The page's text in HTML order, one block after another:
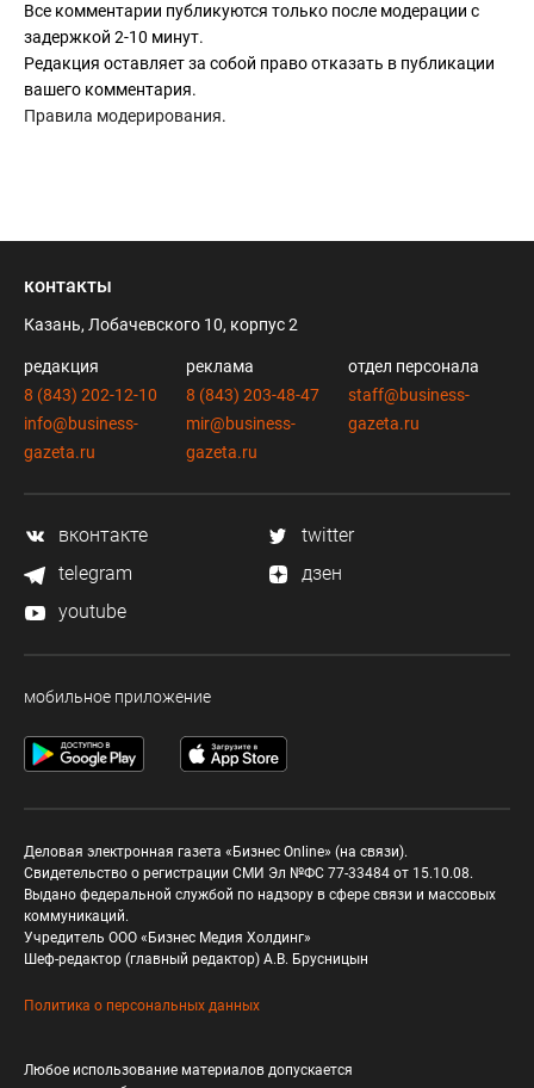
Все комментарии публикуются только после модерации с
задержкой 2-10 минут.
Редакция оставляет за собой право отказать в публикации
вашего комментария.
Правила модерирования.
контакты
Казань, Лобачевского 10, корпус 2
редакция
8 (843) 202-12-10
info@business-
gazeta.ru
реклама
8 (843) 203-48-47
mir@business-
gazeta.ru
отдел персонала
staff@business-
gazeta.ru
вконтакте
twitter
telegram
дзен
youtube
мобильное приложение
Деловая электронная газета «Бизнес Online» (на связи).
Свидетельство о регистрации СМИ Эл №ФС 77-33484 от 15.10.08.
Выдано федеральной службой по надзору в сфере связи и массовых
коммуникаций.
Учредитель ООО «Бизнес Медия Холдинг»
Шеф-редактор (главный редактор) А.В. Брусницын
Политика о персональных данных
Любое использование материалов допускается